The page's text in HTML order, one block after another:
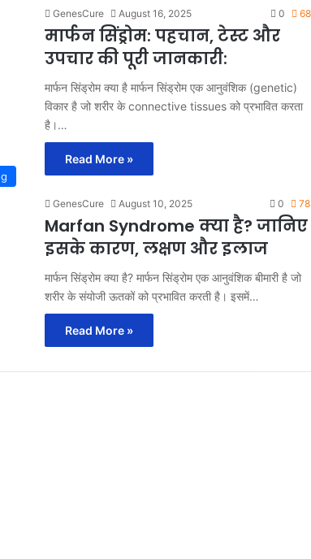
GenesCure August 16, 2025 0
मार्फन सिंड्रोम: पहचान, टेस्ट और
उपचार की पूरी जानकारी:
मार्फन सिंड्रोम क्या है मार्फन सिंड्रोम एक आनुवंशिक (genetic)
विकार है जो शरीर के connective tissues को प्रभावित करता
है।…
Read More »
GenesCure August 10, 2025 0
Marfan Syndrome क्या है? जानिए
इसके कारण, लक्षण और इलाज
मार्फन सिंड्रोम क्या है? मार्फन सिंड्रोम एक आनुवंशिक बीमारी है जो
शरीर के संयोजी ऊतकों को प्रभावित करती है। इसमें…
Read More »